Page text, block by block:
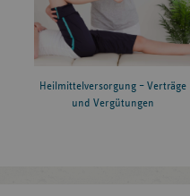
Heilmittelversorgung – Verträge
und Vergütungen